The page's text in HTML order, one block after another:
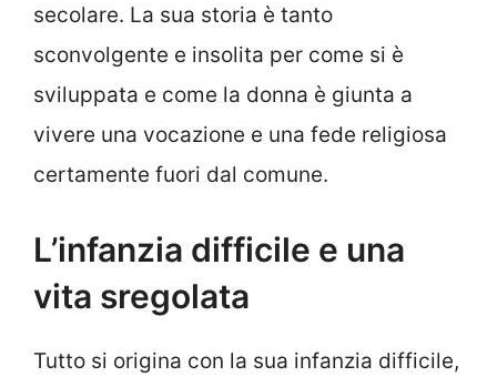
secolare. La sua storia è tanto
sconvolgente e insolita per come si è
sviluppata e come la donna è giunta a
vivere una vocazione e una fede religiosa
certamente fuori dal comune.
L’infanzia difficile e una
vita sregolata
Tutto si origina con la sua infanzia difficile,